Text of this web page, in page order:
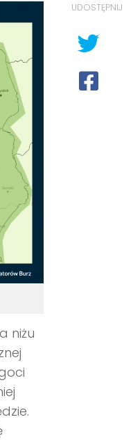
niżu
UDOSTĘPNIJ